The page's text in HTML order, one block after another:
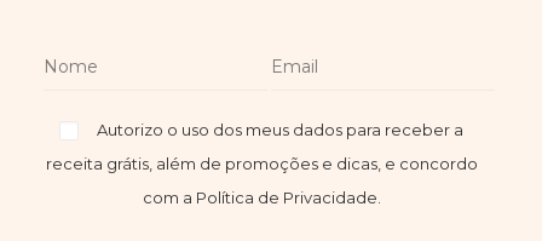
Autorizo o uso dos meus dados para receber a
receita grátis, além de promoções e dicas, e concordo
com a Política de Privacidade.